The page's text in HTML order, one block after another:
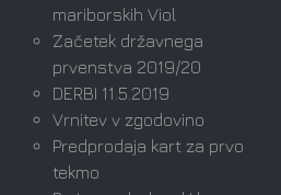
mariborskih Viol
Začetek državnega
prvenstva 2019/20
DERBI 11.5.2019
Vrnitev v zgodovino
Predprodaja kart za prvo
tekmo